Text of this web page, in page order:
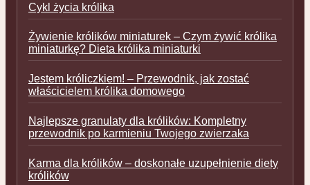
Cykl życia królika
Żywienie królików miniaturek – Czym żywić królika
miniaturkę? Dieta królika miniaturki
Jestem króliczkiem! – Przewodnik, jak zostać
właścicielem królika domowego
Najlepsze granulaty dla królików: Kompletny
przewodnik po karmieniu Twojego zwierzaka
Karma dla królików – doskonałe uzupełnienie diety
królików